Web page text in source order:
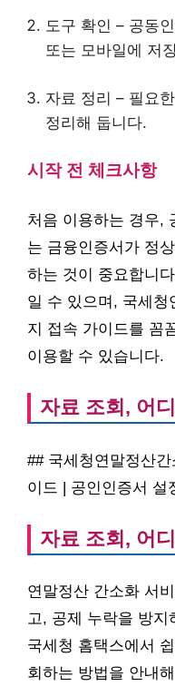
도구 확인 – 공동
또는 모바일에 저
자료 정리 – 필요
정리해 둡니다.
시작 전 체크사항
처음 이용하는 경우,
는 금융인증서가 정
하는 것이 중요합니
일 수 있으며, 국세청
지 접속 가이드를 꼼
이용할 수 있습니다.
자료 조회, 어
## 국세청연말정산
이드 | 공인인증서 설
자료 조회, 어
연말정산 간소화 서
고, 공제 누락을 방지
국세청 홈택스에서
회하는 방법을 안내